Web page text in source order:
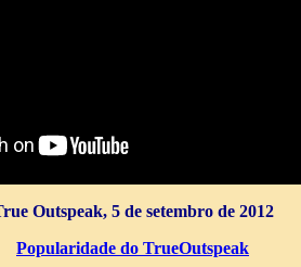
Outspeak, 5 de setembro de 2012
Popularidade do TrueOutspeak